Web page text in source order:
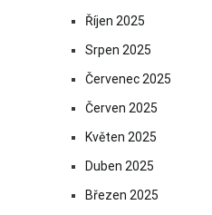
Říjen 2025
Srpen 2025
Červenec 2025
Červen 2025
Květen 2025
Duben 2025
Březen 2025